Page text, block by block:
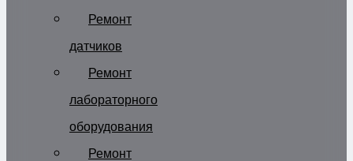
Ремонт
датчиков
Ремонт
лабораторного
оборудования
Ремонт